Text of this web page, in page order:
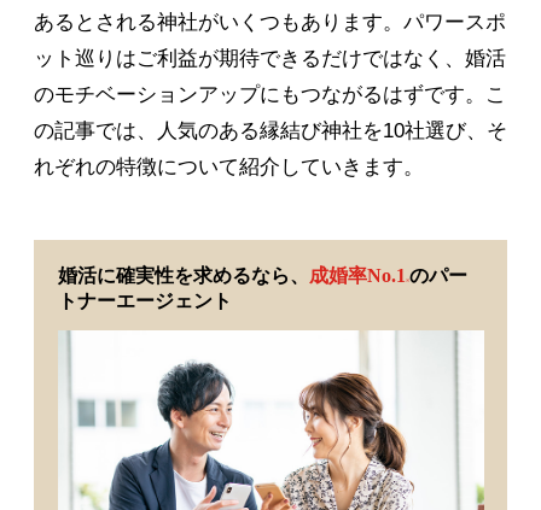
あるとされる神社がいくつもあります。パワースポ
ット巡りはご利益が期待できるだけではなく、婚活
のモチベーションアップにもつながるはずです。こ
の記事では、人気のある縁結び神社を10社選び、そ
れぞれの特徴について紹介していきます。
婚活に確実性を求めるなら、 成婚率No.1 ※のパー
トナーエージェント